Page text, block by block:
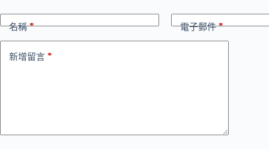
名稱* 電子郵件*
新增留言 *